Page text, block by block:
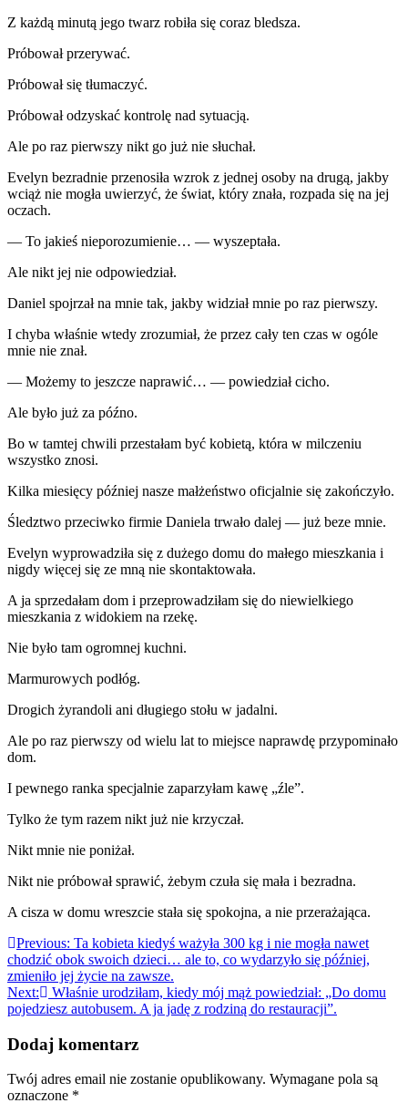
Z każdą minutą jego twarz robiła się coraz bledsza.
Próbował przerywać.
Próbował się tłumaczyć.
Próbował odzyskać kontrolę nad sytuacją.
Ale po raz pierwszy nikt go już nie słuchał.
Evelyn bezradnie przenosiła wzrok z jednej osoby na drugą, jakby
wciąż nie mogła uwierzyć, że świat, który znała, rozpada się na jej
oczach.
— To jakieś nieporozumienie… — wyszeptała.
Ale nikt jej nie odpowiedział.
Daniel spojrzał na mnie tak, jakby widział mnie po raz pierwszy.
I chyba właśnie wtedy zrozumiał, że przez cały ten czas w ogóle
mnie nie znał.
— Możemy to jeszcze naprawić… — powiedział cicho.
Ale było już za późno.
Bo w tamtej chwili przestałam być kobietą, która w milczeniu
wszystko znosi.
Kilka miesięcy później nasze małżeństwo oficjalnie się zakończyło.
Śledztwo przeciwko firmie Daniela trwało dalej — już beze mnie.
Evelyn wyprowadziła się z dużego domu do małego mieszkania i
nigdy więcej się ze mną nie skontaktowała.
A ja sprzedałam dom i przeprowadziłam się do niewielkiego
mieszkania z widokiem na rzekę.
Nie było tam ogromnej kuchni.
Marmurowych podłóg.
Drogich żyrandoli ani długiego stołu w jadalni.
Ale po raz pierwszy od wielu lat to miejsce naprawdę przypominało
dom.
I pewnego ranka specjalnie zaparzyłam kawę „źle”.
Tylko że tym razem nikt już nie krzyczał.
Nikt mnie nie poniżał.
Nikt nie próbował sprawić, żebym czuła się mała i bezradna.
A cisza w domu wreszcie stała się spokojna, a nie przerażająca.
Nawigacja
wpisu
Previous: Ta kobieta kiedyś ważyła 300 kg i nie mogła nawet
chodzić obok swoich dzieci… ale to, co wydarzyło się później,
zmieniło jej życie na zawsze.
Next:
Właśnie urodziłam, kiedy mój mąż powiedział: „Do domu
pojedziesz autobusem. A ja jadę z rodziną do restauracji”.
Dodaj komentarz
Twój adres email nie zostanie opublikowany. Wymagane pola są
oznaczone *